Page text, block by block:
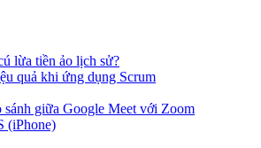
lừa tiền ảo lịch sử?
quả khi ứng dụng Scrum
giữa Google Meet với Zoom
(iPhone)